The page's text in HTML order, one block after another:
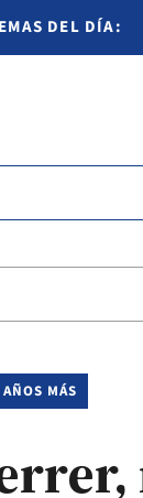
DEL DÍA:
MÁS